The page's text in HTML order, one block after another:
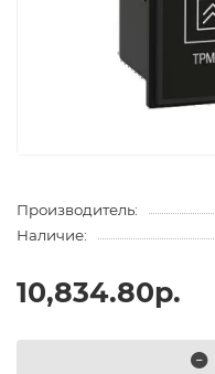
Производитель:
Наличие:
10,834.80р.